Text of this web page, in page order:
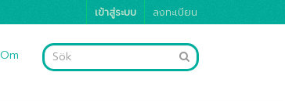
เข้าสู่ระบบ ลงทะเบียน
Om